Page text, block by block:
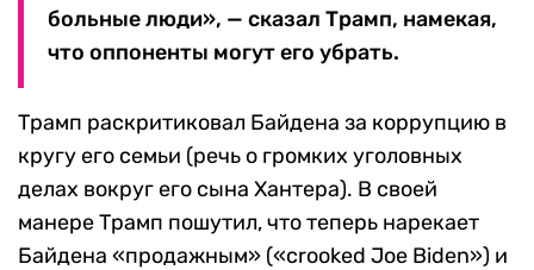
больные люди», — сказал Трамп, намекая,
что оппоненты могут его убрать.
Трамп раскритиковал Байдена за коррупцию в
кругу его семьи (речь о громких уголовных
делах вокруг его сына Хантера). В своей
манере Трамп пошутил, что теперь нарекает
Байдена «продажным» («crooked Joe Biden») и